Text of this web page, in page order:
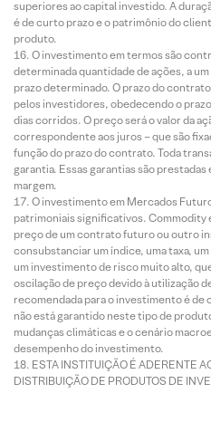
superiores ao capital investido. A
é de curto prazo e o patrimônio do
produto.
O investimento em termos são
determinada quantidade de ações, a
prazo determinado. O prazo do
pelos investidores, obedecendo o
dias corridos. O preço será o valor da
correspondente aos juros – que são
função do prazo do contrato. Toda
garantia. Essas garantias são
margem.
O investimento em Mercados
patrimoniais significativos. Commodity
preço de um contrato futuro ou outro
consubstanciar um índice, uma taxa,
um investimento de risco muito alto,
oscilação de preço devido à utilização
recomendada para o investimento é
não está garantido neste tipo de
mudanças climáticas e o cenário
desempenho do investimento.
ESTA INSTITUIÇÃO É ADERENTE
DISTRIBUIÇÃO DE PRODUTOS DE